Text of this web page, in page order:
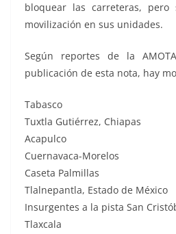
bloquear las carreteras,
movilización en sus unidades.
Según reportes de la
publicación de esta nota, hay
Tabasco
Tuxtla Gutiérrez, Chiapas
Acapulco
Cuernavaca-Morelos
Caseta Palmillas
Tlalnepantla, Estado de México
Insurgentes a la pista San
Tlaxcala